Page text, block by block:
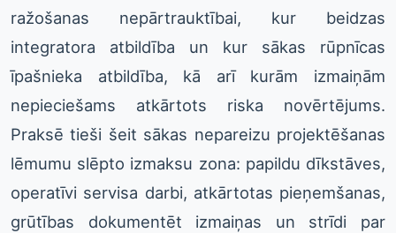
ražošanas nepārtrauktībai, kur beidzas
integratora atbildība un kur sākas rūpnīcas
īpašnieka atbildība, kā arī kurām izmaiņām
nepieciešams atkārtots riska novērtējums.
Praksē tieši šeit sākas nepareizu projektēšanas
lēmumu slēpto izmaksu zona: papildu dīkstāves,
operatīvi servisa darbi, atkārtotas pieņemšanas,
grūtības dokumentēt izmaiņas un strīdi par